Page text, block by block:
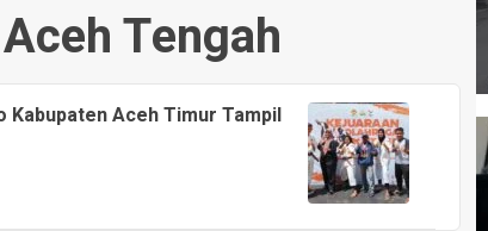
Tengah
Kabupaten Aceh Timur Tampil